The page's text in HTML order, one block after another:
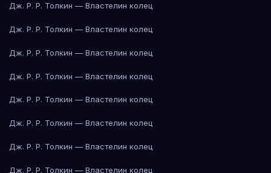
Дж. Р. Р. Толкин — Властелин колец
Дж. Р. Р. Толкин — Властелин колец
Дж. Р. Р. Толкин — Властелин колец
Дж. Р. Р. Толкин — Властелин колец
Дж. Р. Р. Толкин — Властелин колец
Дж. Р. Р. Толкин — Властелин колец
Дж. Р. Р. Толкин — Властелин колец
Дж. Р. Р. Толкин — Властелин колец